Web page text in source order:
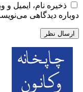
ذخیره نام، ایمیل
دوباره دیدگاهی